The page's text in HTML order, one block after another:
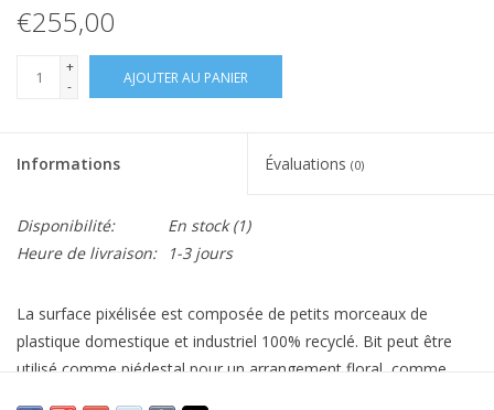
€255,00
+
-
AJOUTER AU PANIER
Informations Évaluations (0)
Disponibilité: En stock(1)
Heure de livraison:
1-3 jours
La surface pixélisée est composée de petits morceaux de
plastique domestique et industriel 100% recyclé. Bit peut être
utilisé comme piédestal pour un arrangement floral, comme